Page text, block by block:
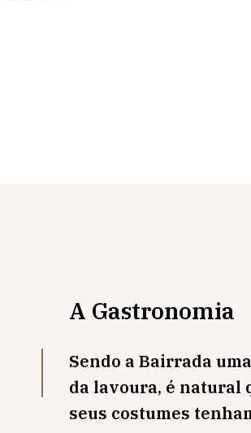
A Gastronomia
Sendo a Bairrada
da lavoura, é natural
seus costumes